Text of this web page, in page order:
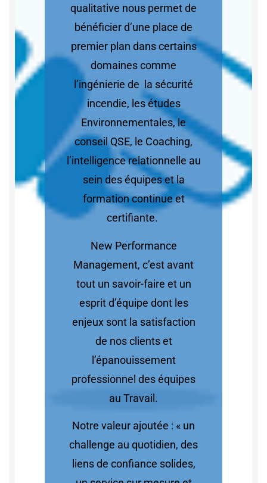
qualitative nous permet de
bénéficier d’une place de
premier plan dans certains
domaines comme
l’ingénierie de la sécurité
incendie, les études
Environnementales, le
conseil QSE, le Coaching,
l’intelligence relationnelle au
sein des équipes et la
formation continue et
certifiante.
New Performance
Management, c’est avant
tout un savoir-faire et un
esprit d’équipe dont les
enjeux sont la satisfaction
de nos clients et
l’épanouissement
professionnel des équipes
au Travail.
Notre valeur ajoutée : « un
challenge au quotidien, des
liens de confiance solides,